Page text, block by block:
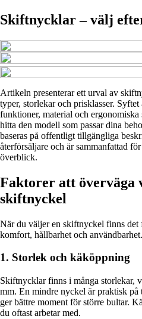
Skiftnycklar – välj
Artikeln presenterar ett urval av
typer, storlekar och prisklasser.
funktioner, material och ergonomiska
hitta den modell som passar dina
baseras på offentligt tillgängliga
återförsäljare och är sammanfattad
överblick.
Faktorer att överväga
skiftnyckel
När du väljer en skiftnyckel finns det
komfort, hållbarhet och användbarhet.
1. Storlek och käköppning
Skiftnycklar finns i många storlekar,
mm. En mindre nyckel är praktisk på
ger bättre moment för större bultar.
du oftast arbetar med.